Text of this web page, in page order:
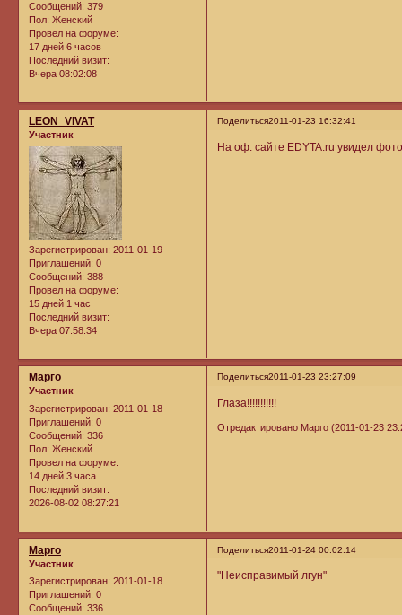
Сообщений: 379
Пол: Женский
Провел на форуме:
17 дней 6 часов
Последний визит:
Вчера 08:02:08
Поделиться2011-01-23 16:32:41
LEON_VIVAT
Участник
Зарегистрирован: 2011-01-19
Приглашений: 0
Сообщений: 388
Провел на форуме:
15 дней 1 час
Последний визит:
Вчера 07:58:34
На оф. сайте EDYTA.ru увидел
Поделиться2011-01-23 23:27:09
Марго
Участник
Зарегистрирован: 2011-01-18
Приглашений: 0
Сообщений: 336
Пол: Женский
Провел на форуме:
14 дней 3 часа
Последний визит:
2026-08-02 08:27:21
Глаза!!!!!!!!!!!
Отредактировано Марго (2011-01-23
Поделиться2011-01-24 00:02:14
Марго
Участник
Зарегистрирован: 2011-01-18
Приглашений: 0
Сообщений: 336
"Неисправимый лгун"